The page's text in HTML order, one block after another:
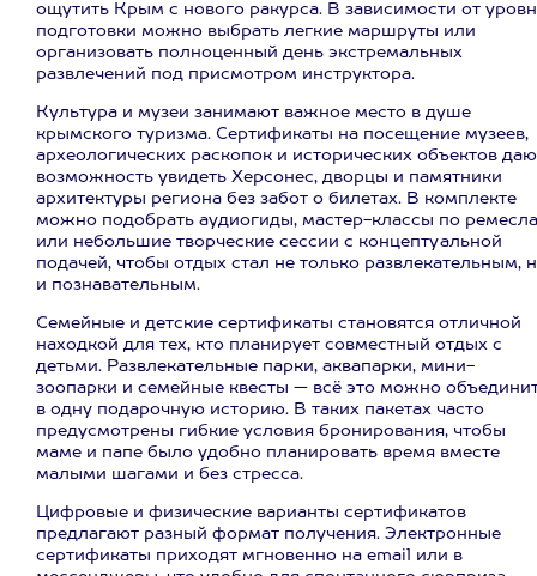
ощутить Крым с нового ракурса. В зависимости от
подготовки можно выбрать легкие маршруты или
организовать полноценный день экстремальных
развлечений под присмотром инструктора.
Культура и музеи занимают важное место в душе
крымского туризма. Сертификаты на посещение музеев,
археологических раскопок и исторических объектов
возможность увидеть Херсонес, дворцы и памятники
архитектуры региона без забот о билетах. В комплекте
можно подобрать аудиогиды, мастер-классы по
или небольшие творческие сессии с концептуальной
подачей, чтобы отдых стал не только развлекательным,
и познавательным.
Семейные и детские сертификаты становятся отличной
находкой для тех, кто планирует совместный отдых с
детьми. Развлекательные парки, аквапарки, мини-
зоопарки и семейные квесты — всё это можно
в одну подарочную историю. В таких пакетах часто
предусмотрены гибкие условия бронирования, чтобы
маме и папе было удобно планировать время вместе
малыми шагами и без стресса.
Цифровые и физические варианты сертификатов
предлагают разный формат получения. Электронные
сертификаты приходят мгновенно на email или в